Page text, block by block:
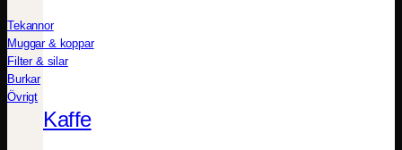
Tekannor
Muggar & koppar
Filter & silar
Burkar
Övrigt
Kaffe